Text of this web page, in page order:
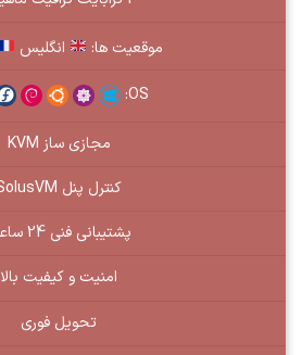
موقعیت ها: انگلیس
OS:
مجازی ساز KVM
کنترل پنل SolusVM
پشتیبانی فنی 24 ساعته
امنیت و کیفیت بالا
تحویل فوری